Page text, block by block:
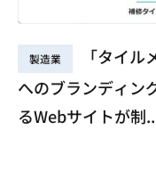
製造業
「タイル
へのブランディン
るWebサイトが制